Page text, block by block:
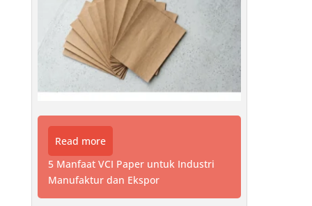
Read more
5 Manfaat VCI Paper untuk Industri
Manufaktur dan Ekspor